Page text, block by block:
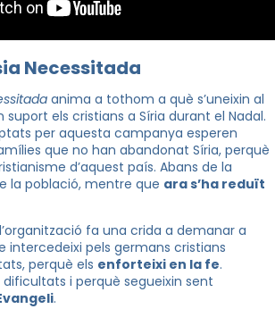
Necessitada
anima a tothom a què s’uneixin al
suport els cristians a Síria durant el Nadal.
per aquesta campanya esperen
que no han abandonat Síria, perquè
d’aquest país. Abans de la
la població, mentre que ara s’ha reduït
fa una crida a demanar a
intercedeixi pels germans cristians
perquè els enforteixi en la fe.
i perquè segueixin sent
.